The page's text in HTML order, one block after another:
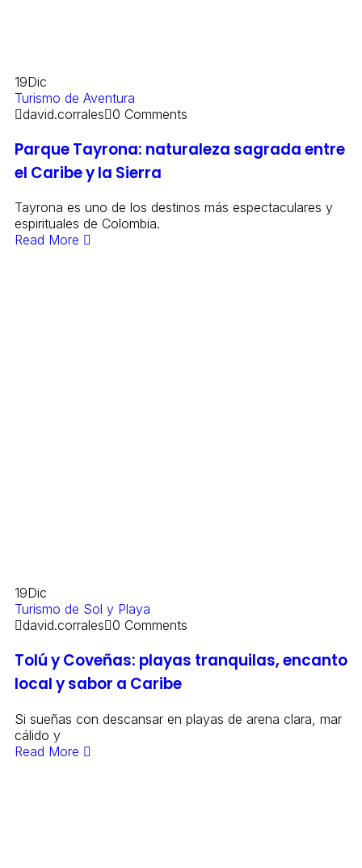
19Dic
Turismo de Aventura
david.corrales 0 Comments
Parque Tayrona: naturaleza sagrada entre
el Caribe y la Sierra
Tayrona es uno de los destinos más espectaculares y
espirituales de Colombia.
Read More
19Dic
Turismo de Sol y Playa
david.corrales 0 Comments
Tolú y Coveñas: playas tranquilas, encanto
local y sabor a Caribe
Si sueñas con descansar en playas de arena clara, mar
cálido y
Read More